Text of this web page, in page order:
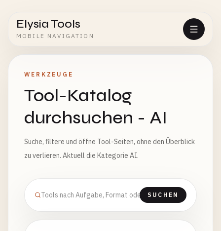
Elysia Tools
MOBILE NAVIGATION
WERKZEUGE
Tool-Katalog
durchsuchen - AI
Suche, filtere und öffne Tool-Seiten, ohne den Überblick
zu verlieren. Aktuell die Kategorie AI.
SUCHEN